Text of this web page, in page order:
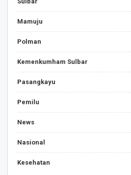
Mamuju
Polman
Kemenkumham Sulbar
Pasangkayu
Pemilu
News
Nasional
Kesehatan